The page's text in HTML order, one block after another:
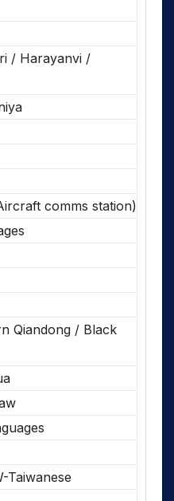
/ Harayanvi /
comms station)
Qiandong / Black
Taiwanese